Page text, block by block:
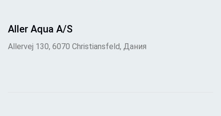
Aller Aqua A/S
Allervej 130, 6070 Christiansfeld, Дания